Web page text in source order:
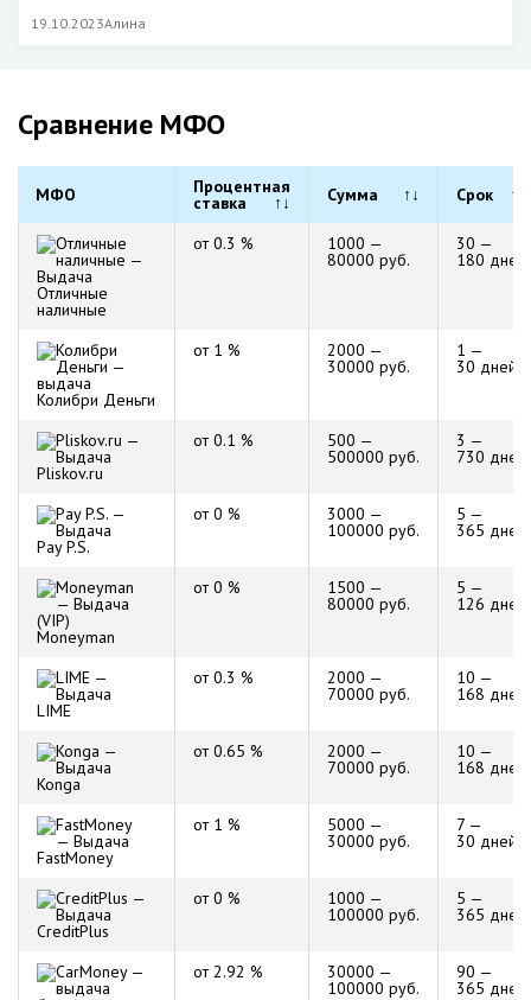
19.10.2023Алина
Сравнение МФО
МФО Процентная
ставка ↑↓ Сумма ↑↓ Срок ↑↓
Отличные
наличные
от 0.3 % 1000 —
80000 руб.
30 —
180 дней
Колибри Деньги
от 1 % 2000 —
30000 руб.
1 —
30 дней
Pliskov.ru
от 0.1 % 500 —
500000 руб.
3 —
730 дней
Pay P.S.
от 0 % 3000 —
100000 руб.
5 —
365 дней
Moneyman
от 0 % 1500 —
80000 руб.
5 —
126 дней
LIME
от 0.3 % 2000 —
70000 руб.
10 —
168 дней
Konga
от 0.65 % 2000 —
70000 руб.
10 —
168 дней
FastMoney
от 1 % 5000 —
30000 руб.
7 —
30 дней
CreditPlus
от 0 % 1000 —
100000 руб.
5 —
365 дней
от 2.92 % 30000 —
100000 руб.
90 —
365 дней